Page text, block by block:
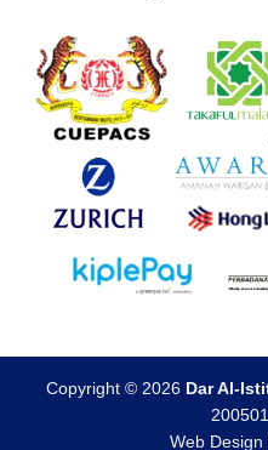
Copyright © 2026 Dar Al-
Web Design